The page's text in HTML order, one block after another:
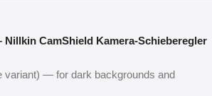
Nillkin CamShield Kamera-Schieberegler